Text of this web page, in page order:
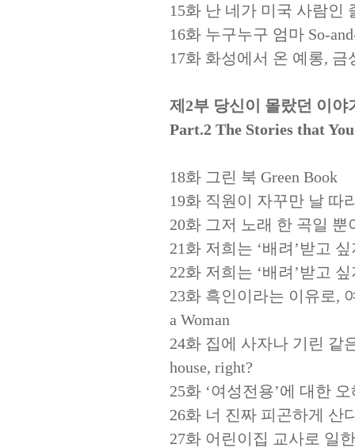
15화 난 네가 미국 사람인
16화 누구누구 엄마 So-
17화 화성에서 온 예롱, 금
제2부 당신이 몰랐던 이야
Part.2 The Stories that
18화 그린 북 Green Book
19화 직원이 자꾸만 날 따
20화 그저 노래 한 곡일 뿐
21화 저희는 ‘배려’받고 싶
22화 저희는 ‘배려’받고 싶
23화 흑인이라는 이유로,
a Woman
24화 집에 사자나 기린 같
house, right?
25화 ‘여성전용’에 대한 오
26화 너 진짜 피곤하게 산
27화 어린이집 교사로 일한